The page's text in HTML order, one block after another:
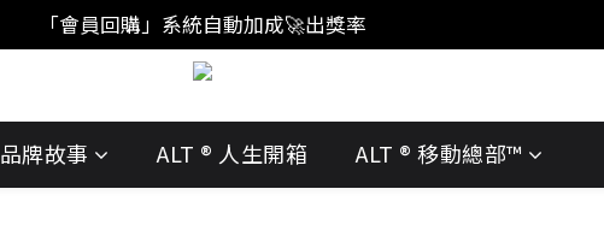
「註冊新會員」買福袋結帳直接"首購爆擊🥊"
「會員回購」系統自動加成🚀出獎率
「註冊新會員」買福袋結帳直接"首購爆擊🥊"
品牌故事 ALT ® 人生開箱 ALT ® 移動總部™